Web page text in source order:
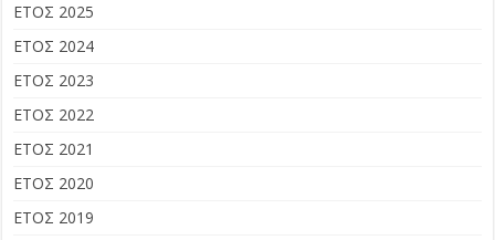
ΕΤΟΣ 2025
ΕΤΟΣ 2024
ΕΤΟΣ 2023
ΕΤΟΣ 2022
ΕΤΟΣ 2021
ΕΤΟΣ 2020
ΕΤΟΣ 2019